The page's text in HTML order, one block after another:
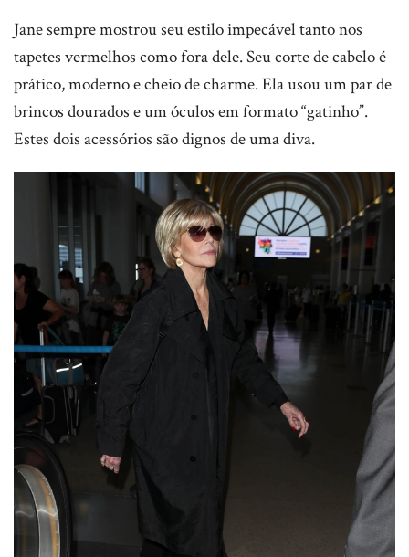
Jane sempre mostrou seu estilo impecável tanto nos
tapetes vermelhos como fora dele. Seu corte de cabelo é
prático, moderno e cheio de charme. Ela usou um par de
brincos dourados e um óculos em formato “gatinho”.
Estes dois acessórios são dignos de uma diva.